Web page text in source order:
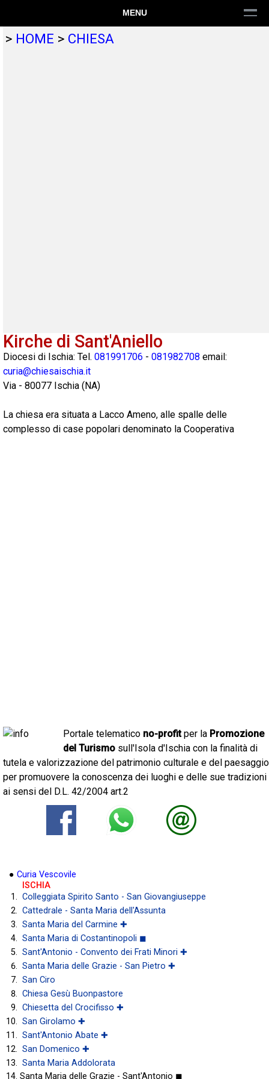
MENU
> HOME > CHIESA
Kirche di Sant'Aniello
Diocesi di Ischia: Tel. 081991706 - 081982708 email:
curia@chiesaischia.it
Via - 80077 Ischia (NA)
La chiesa era situata a Lacco Ameno, alle spalle delle
complesso di case popolari denominato la Cooperativa
Portale telematico no-profitper la Promozione
del Turismo sull'Isola d'Ischia con la finalità di
tutela e valorizzazione del patrimonio culturale e del paesaggio
per promuovere la conoscenza dei luoghi e delle sue tradizioni
ai sensi del D.L. 42/2004 art.2
● Curia Vescovile
ISCHIA
Colleggiata Spirito Santo - San Giovangiuseppe
Cattedrale - Santa Maria dell'Assunta
Santa Maria del Carmine ✚
Santa Maria di Costantinopoli ◼
Sant'Antonio - Convento dei Frati Minori ✚
Santa Maria delle Grazie - San Pietro ✚
San Ciro
Chiesa Gesù Buonpastore
Chiesetta del Crocifisso ✚
San Girolamo ✚
Sant'Antonio Abate ✚
San Domenico ✚
Santa Maria Addolorata
Santa Maria delle Grazie - Sant'Antonio ◼